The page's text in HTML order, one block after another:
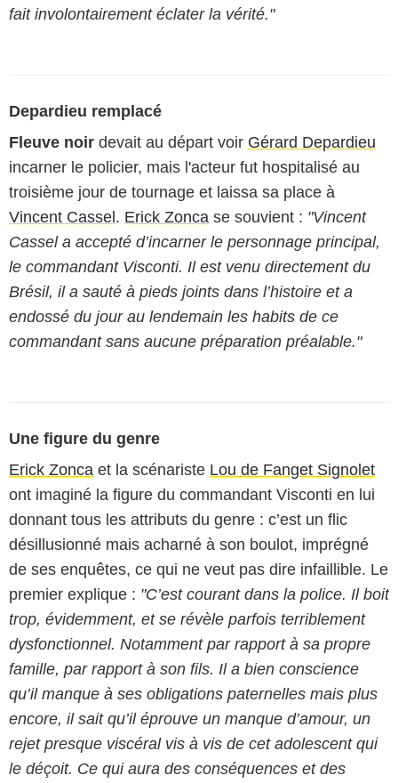
fait involontairement éclater la vérité."
Depardieu remplacé
Fleuve noir devait au départ voir Gérard Depardieu
incarner le policier, mais l'acteur fut hospitalisé au
troisième jour de tournage et laissa sa place à
Vincent Cassel . Erick Zonca se souvient : "Vincent
Cassel a accepté d’incarner le personnage principal,
le commandant Visconti. Il est venu directement du
Brésil, il a sauté à pieds joints dans l’histoire et a
endossé du jour au lendemain les habits de ce
commandant sans aucune préparation préalable."
Une figure du genre
Erick Zonca et la scénariste Lou de Fanget Signolet
ont imaginé la figure du commandant Visconti en lui
donnant tous les attributs du genre : c’est un flic
désillusionné mais acharné à son boulot, imprégné
de ses enquêtes, ce qui ne veut pas dire infaillible. Le
premier explique : "C’est courant dans la police. Il boit
trop, évidemment, et se révèle parfois terriblement
dysfonctionnel. Notamment par rapport à sa propre
famille, par rapport à son fils. Il a bien conscience
qu’il manque à ses obligations paternelles mais plus
encore, il sait qu’il éprouve un manque d’amour, un
rejet presque viscéral vis à vis de cet adolescent qui
le déçoit. Ce qui aura des conséquences et des